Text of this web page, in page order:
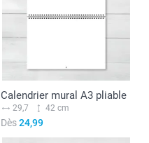
Calendrier mural A3 pliable
29,7 42 cm
Dès24,99